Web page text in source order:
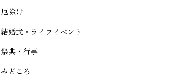
厄除け
結婚式・ライフイベント
祭典・行事
みどころ